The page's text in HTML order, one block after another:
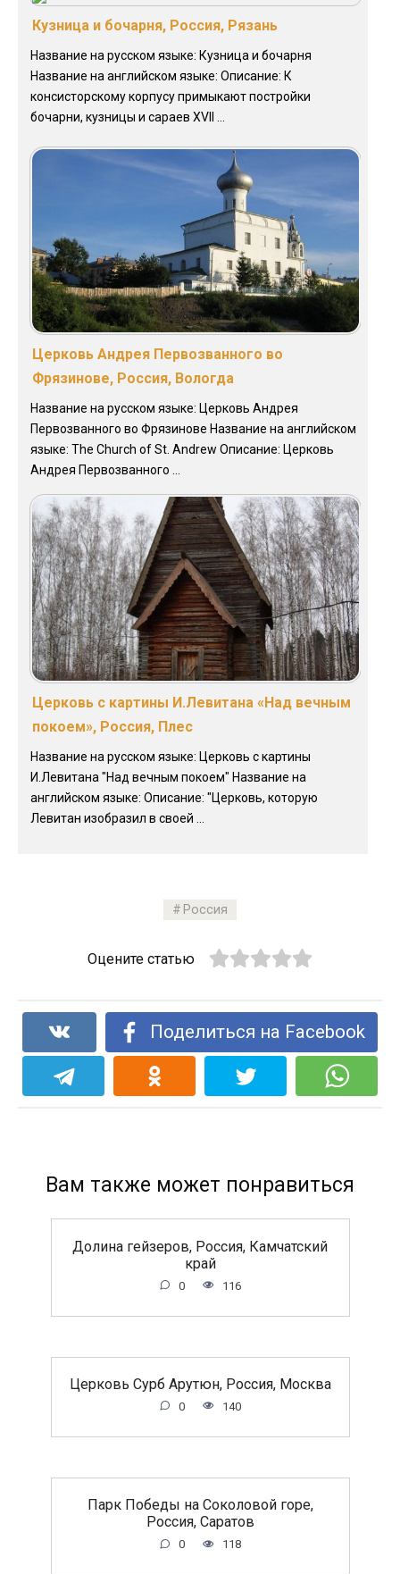
Кузница и бочарня, Россия, Рязань
Название на русском языке: Кузница и бочарня
Название на английском языке: Описание: К
консисторскому корпусу примыкают постройки
бочарни, кузницы и сараев XVII ...
Церковь Андрея Первозванного во
Фрязинове, Россия, Вологда
Название на русском языке: Церковь Андрея
Первозванного во Фрязинове Название на английском
языке: The Church of St. Andrew Описание: Церковь
Андрея Первозванного ...
Церковь с картины И.Левитана «Над вечным
покоем», Россия, Плес
Название на русском языке: Церковь с картины
И.Левитана "Над вечным покоем" Название на
английском языке: Описание: "Церковь, которую
Левитан изобразил в своей ...
Россия
Оцените статью
Поделиться на Facebook
Вам также может понравиться
Долина гейзеров, Россия, Камчатский
край
0 116
Церковь Сурб Арутюн, Россия, Москва
0 140
Парк Победы на Соколовой горе,
Россия, Саратов
0 118